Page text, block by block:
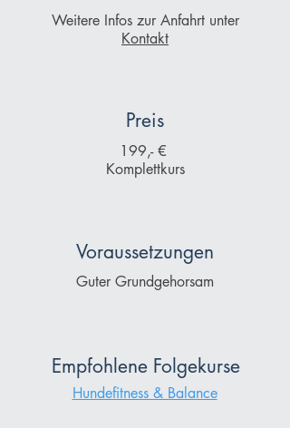
Weitere Infos zur Anfahrt unter
Kontakt
Preis
199,- €
Komplettkurs
Voraussetzungen
Guter Grundgehorsam
Empfohlene Folgekurse
Hundefitness & Balance